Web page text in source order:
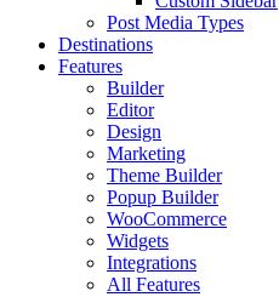
Post Media Types
Destinations
Features
Builder
Editor
Design
Marketing
Theme Builder
Popup Builder
WooCommerce
Widgets
Integrations
All Features